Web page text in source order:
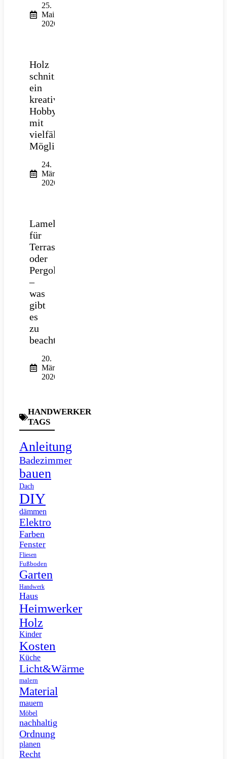
25.
Mai
2026
Holz
schnitzen:
ein
kreatives
Hobby
mit
vielfältigen
Möglichkeiten
24.
März
2026
Lamellendach
für
Terrasse
oder
Pergola
–
was
gibt
es
zu
beachten?
20.
März
2026
HANDWERKER
TAGS
Anleitung
Badezimmer
bauen
Dach
DIY
dämmen
Elektro
Farben
Fenster
Fliesen
Fußboden
Garten
Handwerk
Haus
Heimwerker
Holz
Kinder
Kosten
Küche
Licht&Wärme
malern
Material
mauern
Möbel
nachhaltig
Ordnung
planen
Recht